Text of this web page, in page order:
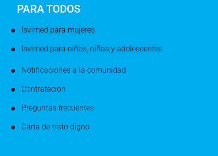
PARA TODOS
Isvimed para mujeres
Isvimed para niños, niñas y adolescentes
Notificaciones a la comunidad
Contratación
Preguntas frecuentes
Carta de trato digno